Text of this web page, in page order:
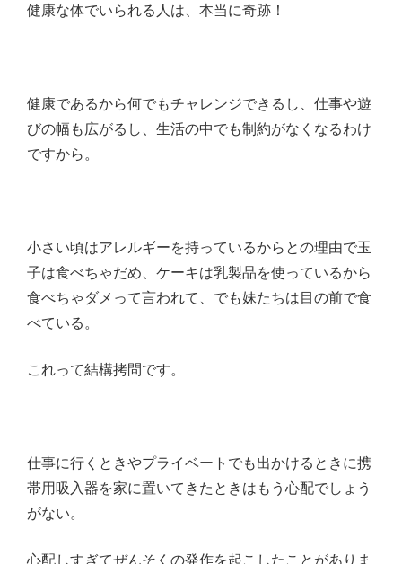
健康な体でいられる人は、本当に奇跡！
健康であるから何でもチャレンジできるし、仕事や遊
びの幅も広がるし、生活の中でも制約がなくなるわけ
ですから。
小さい頃はアレルギーを持っているからとの理由で玉
子は食べちゃだめ、ケーキは乳製品を使っているから
食べちゃダメって言われて、でも妹たちは目の前で食
べている。
これって結構拷問です。
仕事に行くときやプライベートでも出かけるときに携
帯用吸入器を家に置いてきたときはもう心配でしょう
がない。
心配しすぎてぜんそくの発作を起こしたことがありま